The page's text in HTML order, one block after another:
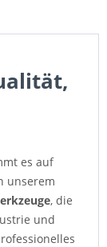
es auf
unserem
, die
und